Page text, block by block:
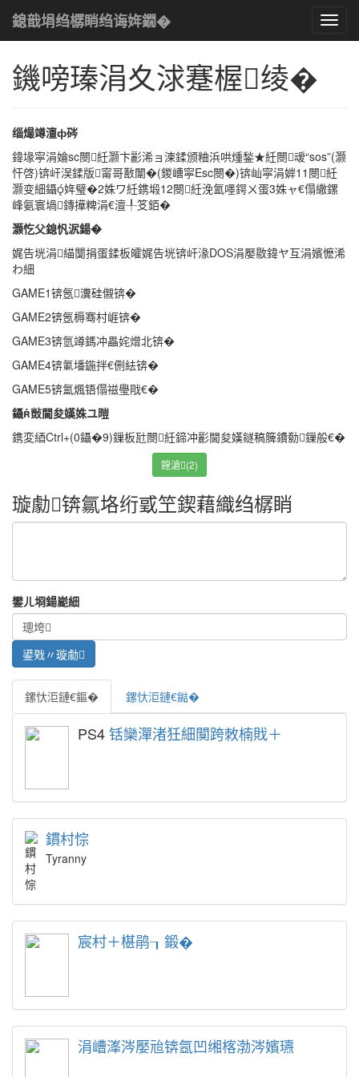
鎴戠埍绉樼睄绉诲姩鐗�
褰撳墠浣嶇疆 绉樼睄 B
鐖嗙瑧涓夊浗蹇楃绫�
缁熶竴澶ф硶
鍏堟寜涓婨sc閿紝灏卞彲浠ョ湅鍒颁粬浜哄煄鍫★紝閿叆“sos”(灏
忓啓)锛屽洖鍒版甯哥敾闈�(鍐嶆寜Esc閿�)锛屾寜涓婩11閿紝
灏变細鑷姩璧�2姝ワ紝鎸塅12閿紝浼氳嚜鍔ㄨ蛋3姝ャ€傝繖鏍
峰氨寰堝鏄撶粺涓€澶╀笅銆�
灏忔父鎴忛泦鍚�
娓告垙涓緢闅捐蛋鍒板皬娓告垙锛屽湪DOS涓嬮敭鍏ヤ互涓嬪懡浠
わ細
GAME1锛氬瀵硅儭锛�
GAME2锛氬槈骞村崕锛�
GAME3锛氫竴鎷冲畾姹熷北锛�
GAME4锛氭墦鍦拌€侀紶锛�
GAME5锛氳煈铻傝禌璺戙€�
鑷敱閫夋嫨姝ユ暟
鎸変綇Ctrl+(0鑷�9)鏁板瓧閿紝鍗冲彲閫夋嫨鐩稿簲鐨勬鏁般€�
鍠滄(2)
璇勮锛氱垎绗戜笁鍥藉織绉樼睄
鐢ㄦ埛鍚嶏細
鏍忕洰鏈€鏂� 鏍忕洰鏈€鐑�
PS4铦欒潬渚狅細闃跨敇楠戝＋
鏆村悰
Tyranny
宸村＋椹鹃┒鍛�
涓嶆溄涔嬮兘锛氬凹缃楁渤涔嬪瓙